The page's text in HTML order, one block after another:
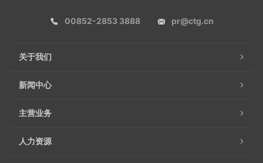
00852-2853 3888 pr@ctg.cn
关于我们
新闻中心
主营业务
人力资源